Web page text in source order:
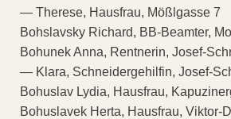
— Therese, Hausfrau, Mößlgasse 7
Bohslavsky Richard, BB-Beamter,
Bohunek Anna, Rentnerin, Josef-
— Klara, Schneidergehilfin, Josef-
Bohuslav Lydia, Hausfrau,
Bohuslavek Herta, Hausfrau, Viktor-